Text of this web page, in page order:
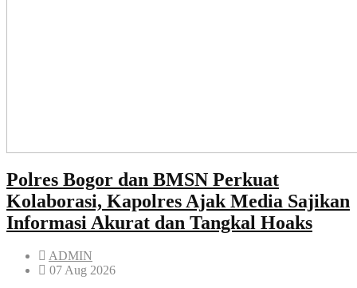
Polres Bogor dan BMSN Perkuat
Kolaborasi, Kapolres Ajak Media Sajikan
Informasi Akurat dan Tangkal Hoaks
ADMIN
07 Aug 2026